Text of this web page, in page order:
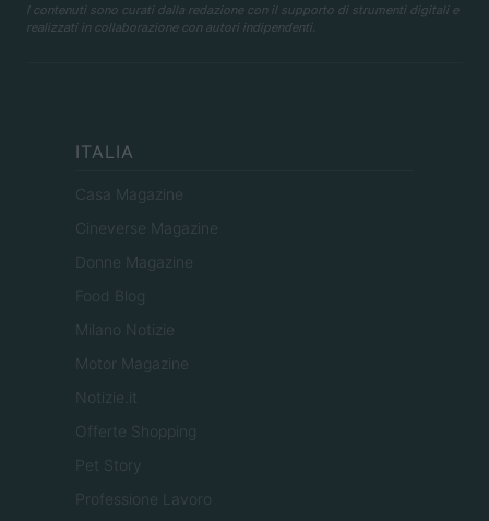
I contenuti sono curati dalla redazione con il supporto di strumenti digitali e
realizzati in collaborazione con autori indipendenti.
ITALIA
Casa Magazine
Cineverse Magazine
Donne Magazine
Food Blog
Milano Notizie
Motor Magazine
Notizie.it
Offerte Shopping
Pet Story
Professione Lavoro